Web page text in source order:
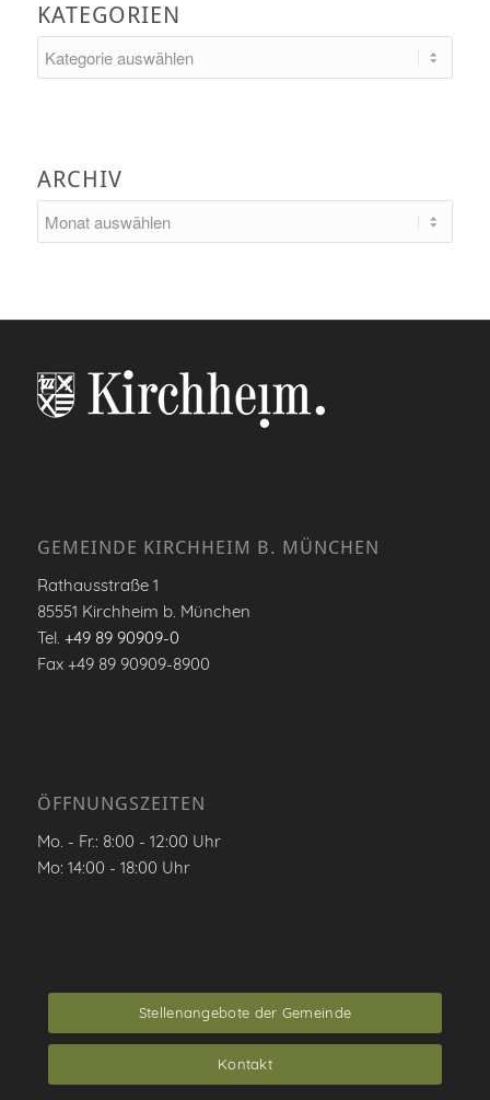
KATEGORIEN
Kategorien
ARCHIV
GEMEINDE KIRCHHEIM B. MÜNCHEN
Rathausstraße 1
85551 Kirchheim b. München
Tel. +49 89 90909-0
Fax +49 89 90909-8900
ÖFFNUNGSZEITEN
Mo. - Fr.: 8:00 - 12:00 Uhr
Mo: 14:00 - 18:00 Uhr
Stellenangebote der Gemeinde
Kontakt